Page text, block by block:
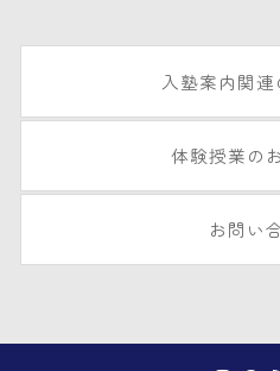
入塾案内関
体験授業の
お問い